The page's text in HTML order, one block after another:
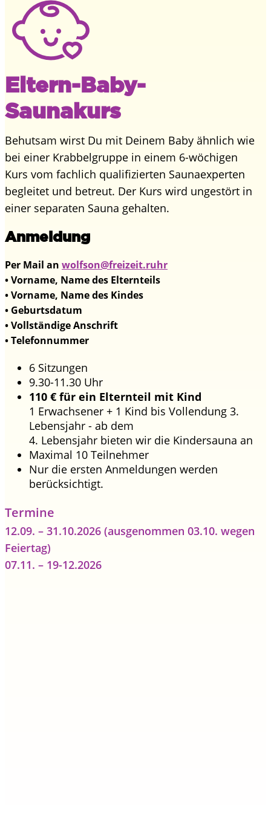
Eltern-Baby-
Saunakurs
Behutsam wirst Du mit Deinem Baby ähnlich wie
bei einer Krabbelgruppe in einem 6-wöchigen
Kurs vom fachlich qualifizierten Saunaexperten
begleitet und betreut. Der Kurs wird ungestört in
einer separaten Sauna gehalten.
Anmeldung
Per Mail an wolfson@freizeit.ruhr
• Vorname, Name des Elternteils
• Vorname, Name des Kindes
• Geburtsdatum
• Vollständige Anschrift
• Telefonnummer
6 Sitzungen
9.30-11.30 Uhr
110 € für ein Elternteil mit Kind
1 Erwachsener + 1 Kind bis Vollendung 3.
Lebensjahr - ab dem
4. Lebensjahr bieten wir die Kindersauna an
Maximal 10 Teilnehmer
Nur die ersten Anmeldungen werden
berücksichtigt.
Termine
12.09. – 31.10.2026 (ausgenommen 03.10. wegen
Feiertag)
07.11. – 19-12.2026